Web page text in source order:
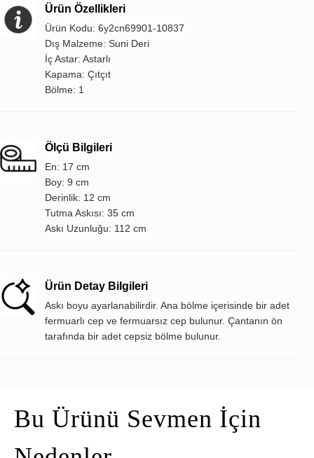
Ürün Özellikleri
Ürün Kodu: 6y2cn69901-10837
Dış Malzeme: Suni Deri
İç Astar: Astarlı
Kapama: Çıtçıt
Bölme: 1
Ölçü Bilgileri
En: 17 cm
Boy: 9 cm
Derinlik: 12 cm
Tutma Askısı: 35 cm
Askı Uzunluğu: 112 cm
Ürün Detay Bilgileri
Askı boyu ayarlanabilirdir. Ana bölme içerisinde bir adet
fermuarlı cep ve fermuarsız cep bulunur. Çantanın ön
tarafında bir adet cepsiz bölme bulunur.
Bu Ürünü Sevmen İçin